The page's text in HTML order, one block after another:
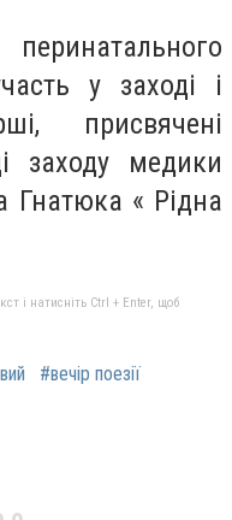
у заході і
присвячені
заходу медики
Гнатюка « Рідна
і натисніть Ctrl + Enter, щоб
#вечір поезії